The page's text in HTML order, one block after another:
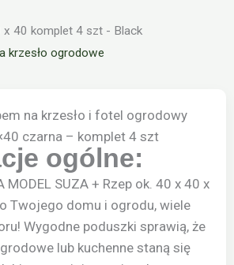
x 40 komplet 4 szt - Black
krzesło ogrodowe
na krzesło i fotel ogrodowy
czarna – komplet 4 szt
ogólne:
MODEL SUZA + Rzep ok. 40 x 40 x
Twojego domu i ogrodu, wiele
Wygodne poduszki sprawią, że
lub kuchenne staną się